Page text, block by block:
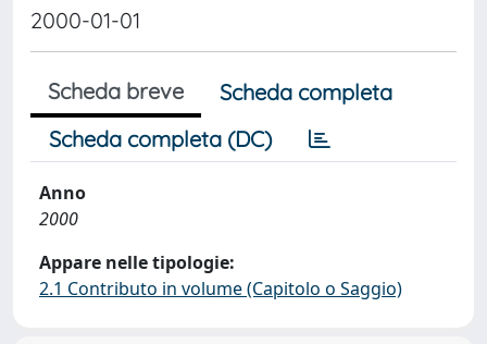
2000-01-01
Scheda breve
Scheda completa
Scheda completa (DC)
Anno
2000
Appare nelle tipologie:
2.1 Contributo in volume (Capitolo o Saggio)